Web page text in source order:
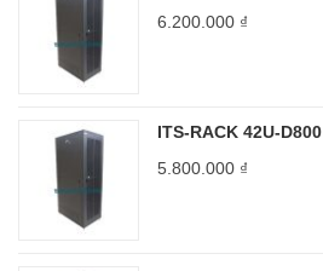
6.200.000 ₫
ITS-RACK 42U-D800
5.800.000 ₫